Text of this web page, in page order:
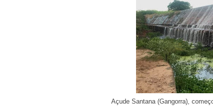
Açude Santana (Gangorra),